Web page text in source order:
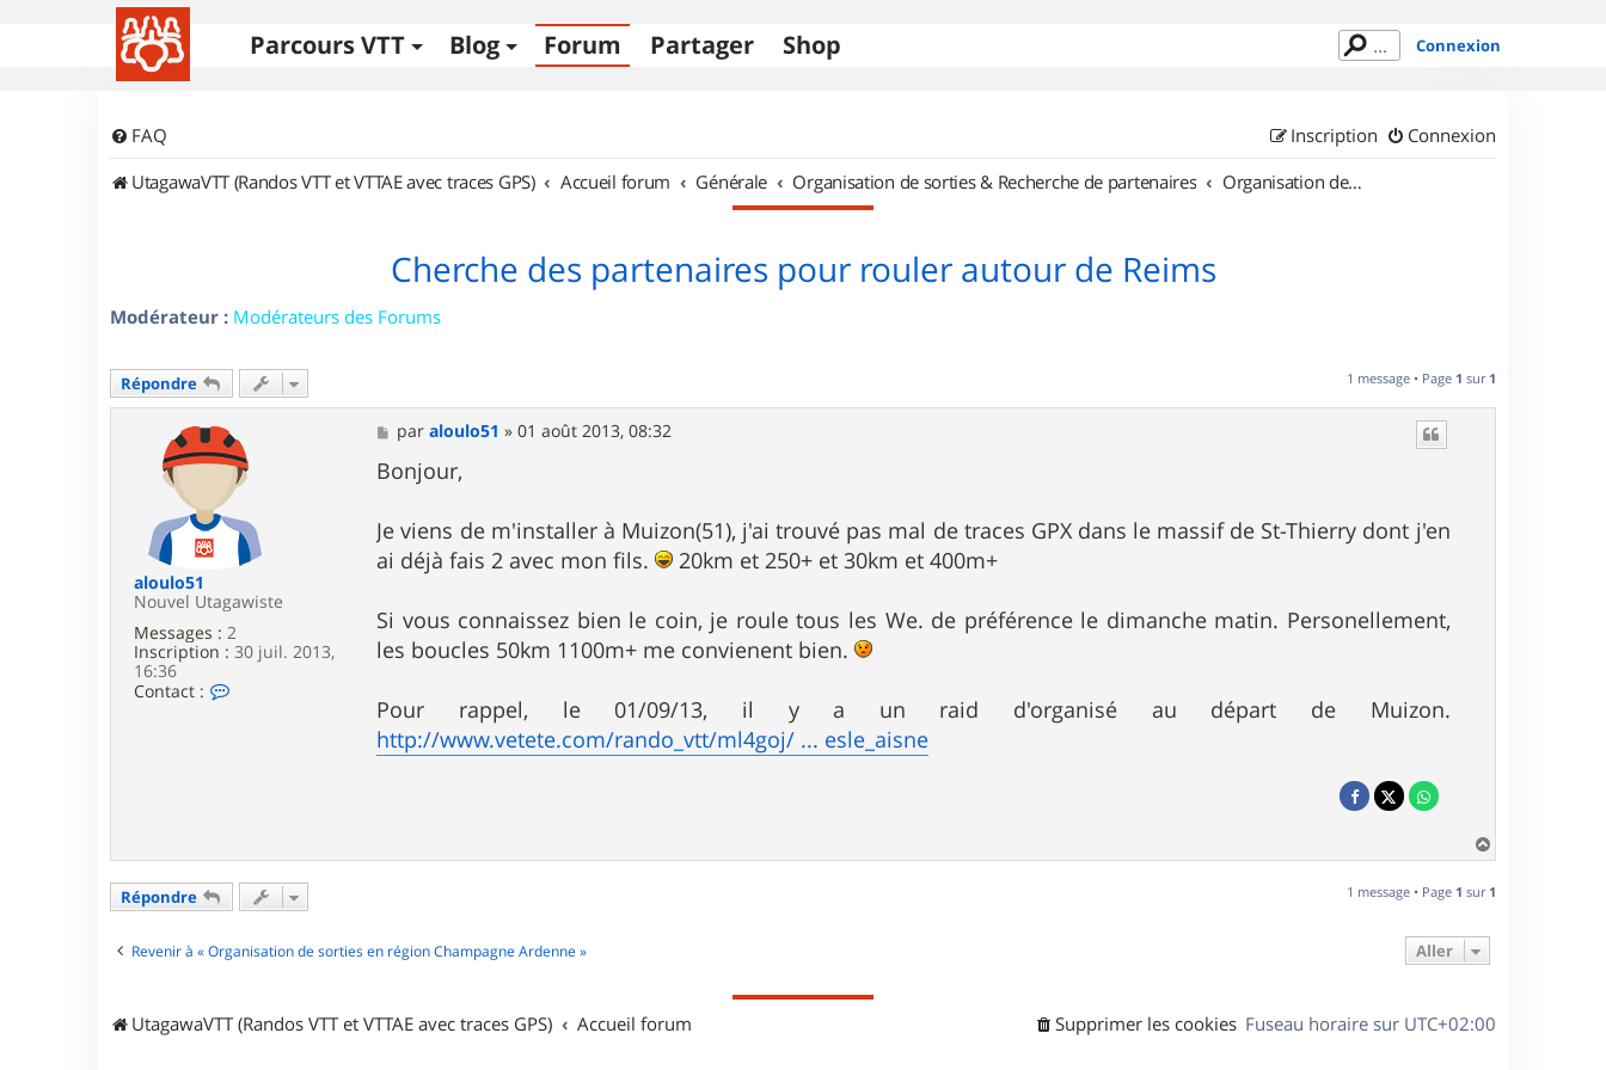
Parcours VTT Blog Forum Partager Shop Connexion
FAQ Connexion
Inscription
UtagawaVTT (Randos VTT et VTTAE avec traces GPS)
Accueil forum Générale Organisation de sorties & Recherche de partenaires Organisation de sorties en région Champagne Ardenne
Cherche des partenaires pour rouler autour de Reims
Modérateur : Modérateurs des Forums
Répondre 1 message • Page 1 sur 1
aloulo51
Nouvel Utagawiste
Messages : 2
Inscription : 30 juil. 2013,
16:36
Contact :
a
l
u
o
M
e
s
s
g
e
paraloulo51 »01 août 2013, 08:32
Bonjour,
Je viens de m'installer à Muizon(51), j'ai trouvé pas mal de traces GPX dans le massif de St-Thierry dont j'en
ai déjà fais 2 avec mon fils.
20km et 250+ et 30km et 400m+
Si vous connaissez bien le coin, je roule tous les We. de préférence le dimanche matin. Personellement,
les boucles 50km 1100m+ me convienent bien.
Pour rappel, le 01/09/13, il y a un raid d'organisé au départ de Muizon.
http://www.vetete.com/rando_vtt/ml4goj/ ... esle_aisne
a
t
Répondre 1 message • Page 1 sur 1
Revenir à « Organisation de sorties en région Champagne Ardenne » Aller
UtagawaVTT (Randos VTT et VTTAE avec traces GPS) Accueil forum Fuseau horaire sur UTC+02:00
Supprimer les cookies